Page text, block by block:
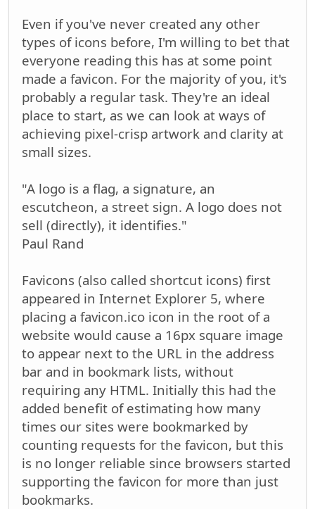
Even if you've never created any other
types of icons before, I'm willing to bet that
everyone reading this has at some point
made a favicon. For the majority of you, it's
probably a regular task. They're an ideal
place to start, as we can look at ways of
achieving pixel-crisp artwork and clarity at
small sizes.
"A logo is a flag, a signature, an
escutcheon, a street sign. A logo does not
sell (directly), it identifies."
Paul Rand
Favicons (also called shortcut icons) first
appeared in Internet Explorer 5, where
placing a favicon.ico icon in the root of a
website would cause a 16px square image
to appear next to the URL in the address
bar and in bookmark lists, without
requiring any HTML. Initially this had the
added benefit of estimating how many
times our sites were bookmarked by
counting requests for the favicon, but this
is no longer reliable since browsers started
supporting the favicon for more than just
bookmarks.